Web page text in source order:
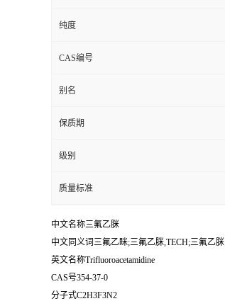
纯度
CAS编号
别名
保质期
级别
质量标准
中文名称三氟乙脒
中文同义词三氟乙眯;三氟乙脒,TECH;三氟乙脒
英文名称Trifluoroacetamidine
CAS号354-37-0
分子式C2H3F3N2